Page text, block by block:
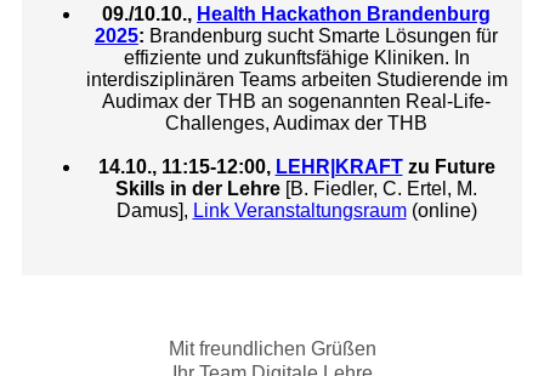
09./10.10., Health Hackathon Brandenburg
2025: Brandenburg sucht Smarte Lösungen für
effiziente und zukunftsfähige Kliniken. In
interdisziplinären Teams arbeiten Studierende im
Audimax der THB an sogenannten Real-Life-
Challenges, Audimax der THB
14.10., 11:15-12:00, LEHR|KRAFTzu Future
Skills in der Lehre [B. Fiedler, C. Ertel, M.
Damus], Link Veranstaltungsraum(online)
Mit freundlichen Grüßen